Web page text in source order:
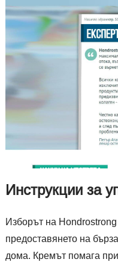
Инструкции за
Изборът на
предоставянето на
дома. Кремът помага